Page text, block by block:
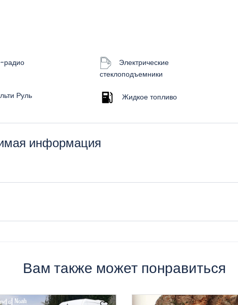
радио
Электрические
стеклоподъемники
Руль Жидкое топливо
информация
Вы можете в любое время забронировать и получить
Вам также может понравиться